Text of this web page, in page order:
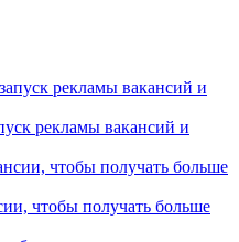
рекламы вакансий и
чтобы получать больше